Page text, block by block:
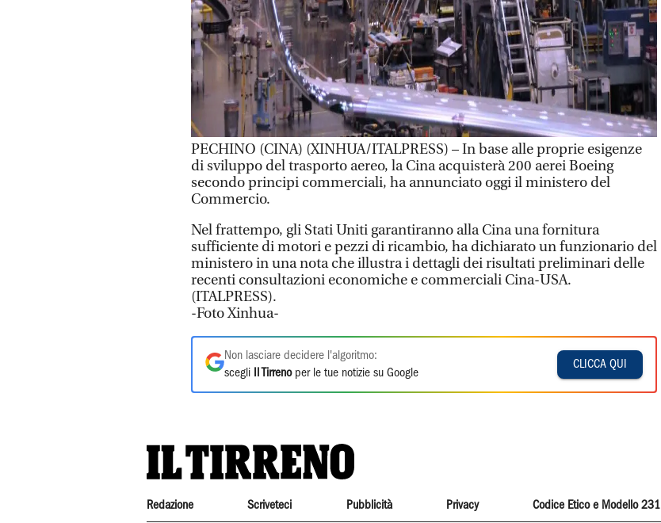
PECHINO (CINA) (XINHUA/ITALPRESS) – In base alle proprie esigenze
di sviluppo del trasporto aereo, la Cina acquisterà 200 aerei Boeing
secondo principi commerciali, ha annunciato oggi il ministero del
Commercio.
Nel frattempo, gli Stati Uniti garantiranno alla Cina una fornitura
sufficiente di motori e pezzi di ricambio, ha dichiarato un funzionario del
ministero in una nota che illustra i dettagli dei risultati preliminari delle
recenti consultazioni economiche e commerciali Cina-USA.
(ITALPRESS).
-Foto Xinhua-
Non lasciare decidere l'algoritmo:
scegli
Il Tirrenoper le tue notizie su Google
CLICCA QUI
Redazione Scriveteci Pubblicità Privacy Codice Etico e Modello 231